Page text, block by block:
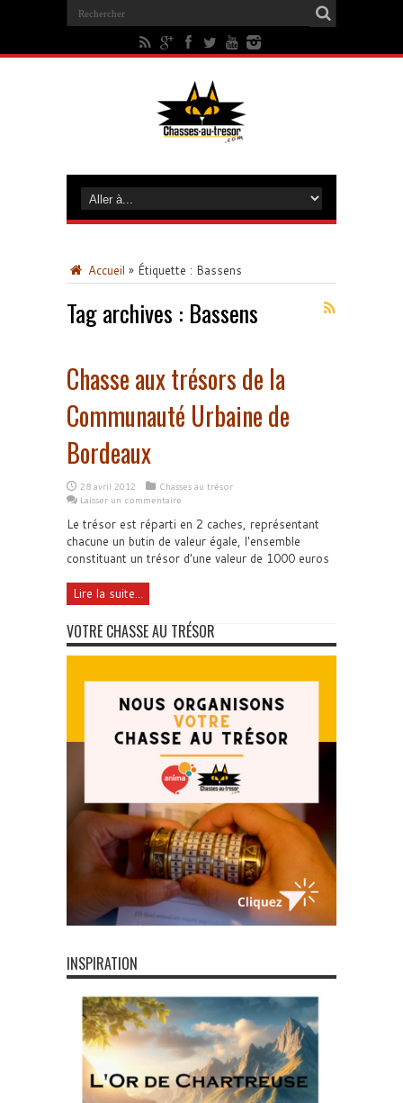
Accueil » Étiquette : Bassens
Tag archives : Bassens
Chasse aux trésors de la
Communauté Urbaine de
Bordeaux
28 avril 2012
Chasses au trésor
Laisser un commentaire
Le trésor est réparti en 2 caches, représentant
chacune un butin de valeur égale, l'ensemble
constituant un trésor d'une valeur de 1000 euros
Lire la suite...
VOTRE CHASSE AU TRÉSOR
INSPIRATION